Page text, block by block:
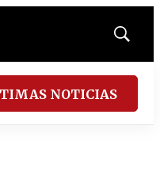
Mostrar
NOTICIAS